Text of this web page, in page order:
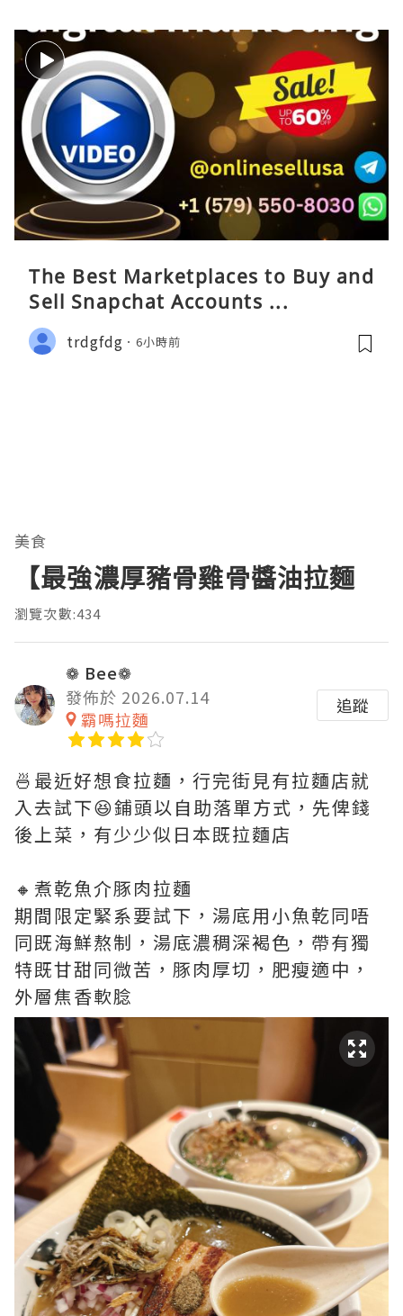
The Best Marketplaces to Buy and
Sell Snapchat Accounts ...
trdgfdg 6小時前
美食
【最強濃厚豬骨雞骨醬油拉麵
瀏覽次數:434
❁ Bee❁
發佈於 2026.07.14
霸嗎拉麵
追蹤
🍜最近好想食拉麵，行完街見有拉麵店就
入去試下😆鋪頭以自助落單方式，先俾錢
後上菜，有少少似日本既拉麵店
🔸煮乾魚介豚肉拉麵
期間限定緊系要試下，湯底用小魚乾同唔
同既海鮮熬制，湯底濃稠深褐色，帶有獨
特既甘甜同微苦，豚肉厚切，肥瘦適中，
外層焦香軟腍